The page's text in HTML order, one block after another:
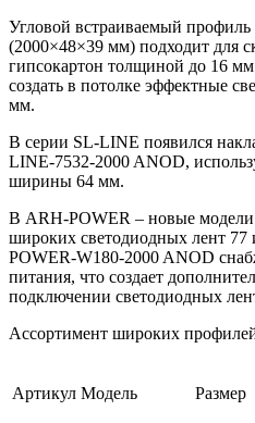
Угловой встраиваемый
(2000×48×39 мм) подходит для
гипсокартон толщиной до 16
создать в потолке эффектные
мм.
В серии SL-LINE появился
LINE-7532-2000 ANOD,
ширины 64 мм.
В ARH-POWER – новые
широких светодиодных лент
POWER-W180-2000 ANOD
питания, что создает
подключении светодиодных
Ассортимент широких
Артикул Модель Размер